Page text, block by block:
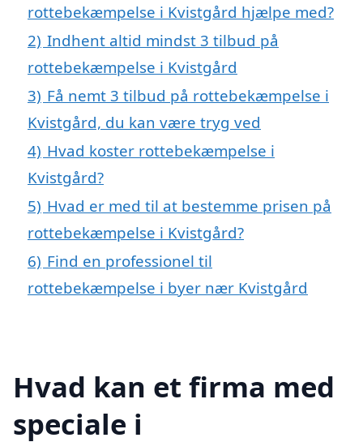
rottebekæmpelse i Kvistgård hjælpe med?
2) Indhent altid mindst 3 tilbud på
rottebekæmpelse i Kvistgård
3) Få nemt 3 tilbud på rottebekæmpelse i
Kvistgård, du kan være tryg ved
4) Hvad koster rottebekæmpelse i
Kvistgård?
5) Hvad er med til at bestemme prisen på
rottebekæmpelse i Kvistgård?
6) Find en professionel til
rottebekæmpelse i byer nær Kvistgård
Hvad kan et firma med
speciale i